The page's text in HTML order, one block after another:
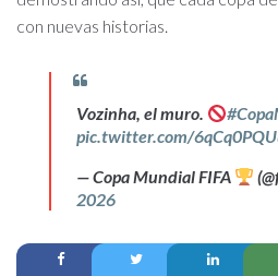
con nuevas historias.
Vozinha, el muro.
pic.twitter.com/
— Copa Mundial FIFA
2026